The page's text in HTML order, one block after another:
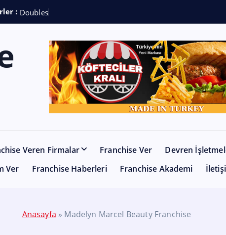
: Doublesh
Veren Firmalar Franchise Ver
Devren
Ver Franchise Haberleri Franchise Akademi
Anasayfa » Madelyn Marcel Beauty Franchise